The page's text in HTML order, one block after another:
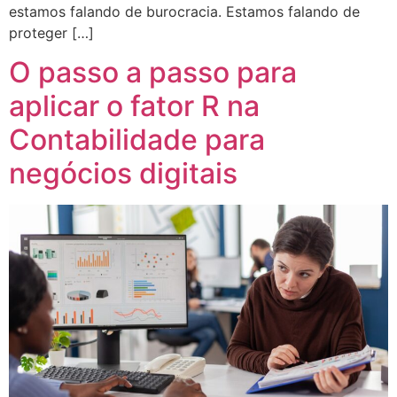
estamos falando de burocracia. Estamos falando de
proteger […]
O passo a passo para
aplicar o fator R na
Contabilidade para
negócios digitais